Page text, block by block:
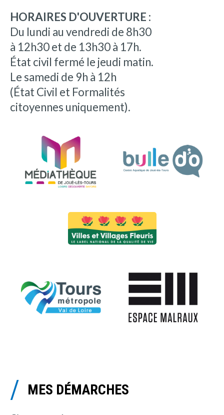
HORAIRES D'OUVERTURE :
Du lundi au vendredi de 8h30
à 12h30 et de 13h30 à 17h.
État civil fermé le jeudi matin.
Le samedi de 9h à 12h
(État Civil et Formalités
citoyennes uniquement).
MES DÉMARCHES